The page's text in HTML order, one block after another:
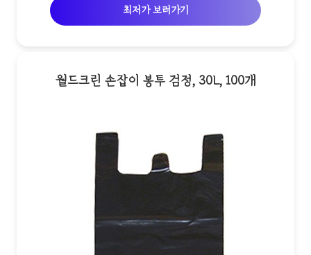
최저가 보러가기
월드크린 손잡이 봉투 검정, 30L, 100개